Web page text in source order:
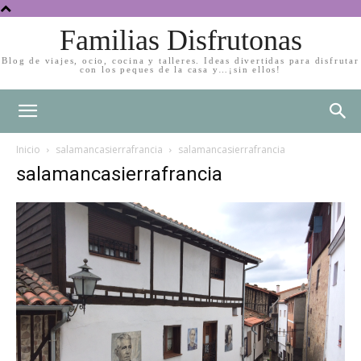
Familias Disfrutonas
Blog de viajes, ocio, cocina y talleres. Ideas divertidas para disfrutar
con los peques de la casa y…¡sin ellos!
Inicio salamancasierrafrancia salamancasierrafrancia
salamancasierrafrancia